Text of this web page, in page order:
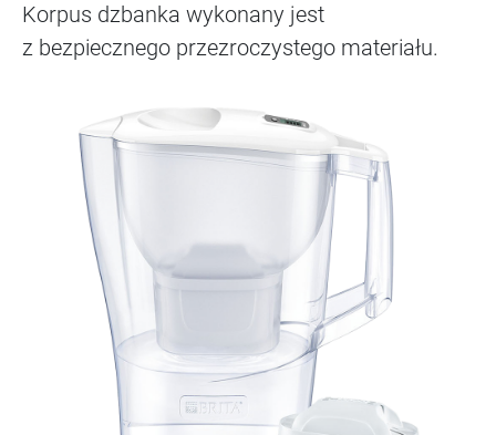
Korpus dzbanka wykonany jest
z bezpiecznego przezroczystego materiału.